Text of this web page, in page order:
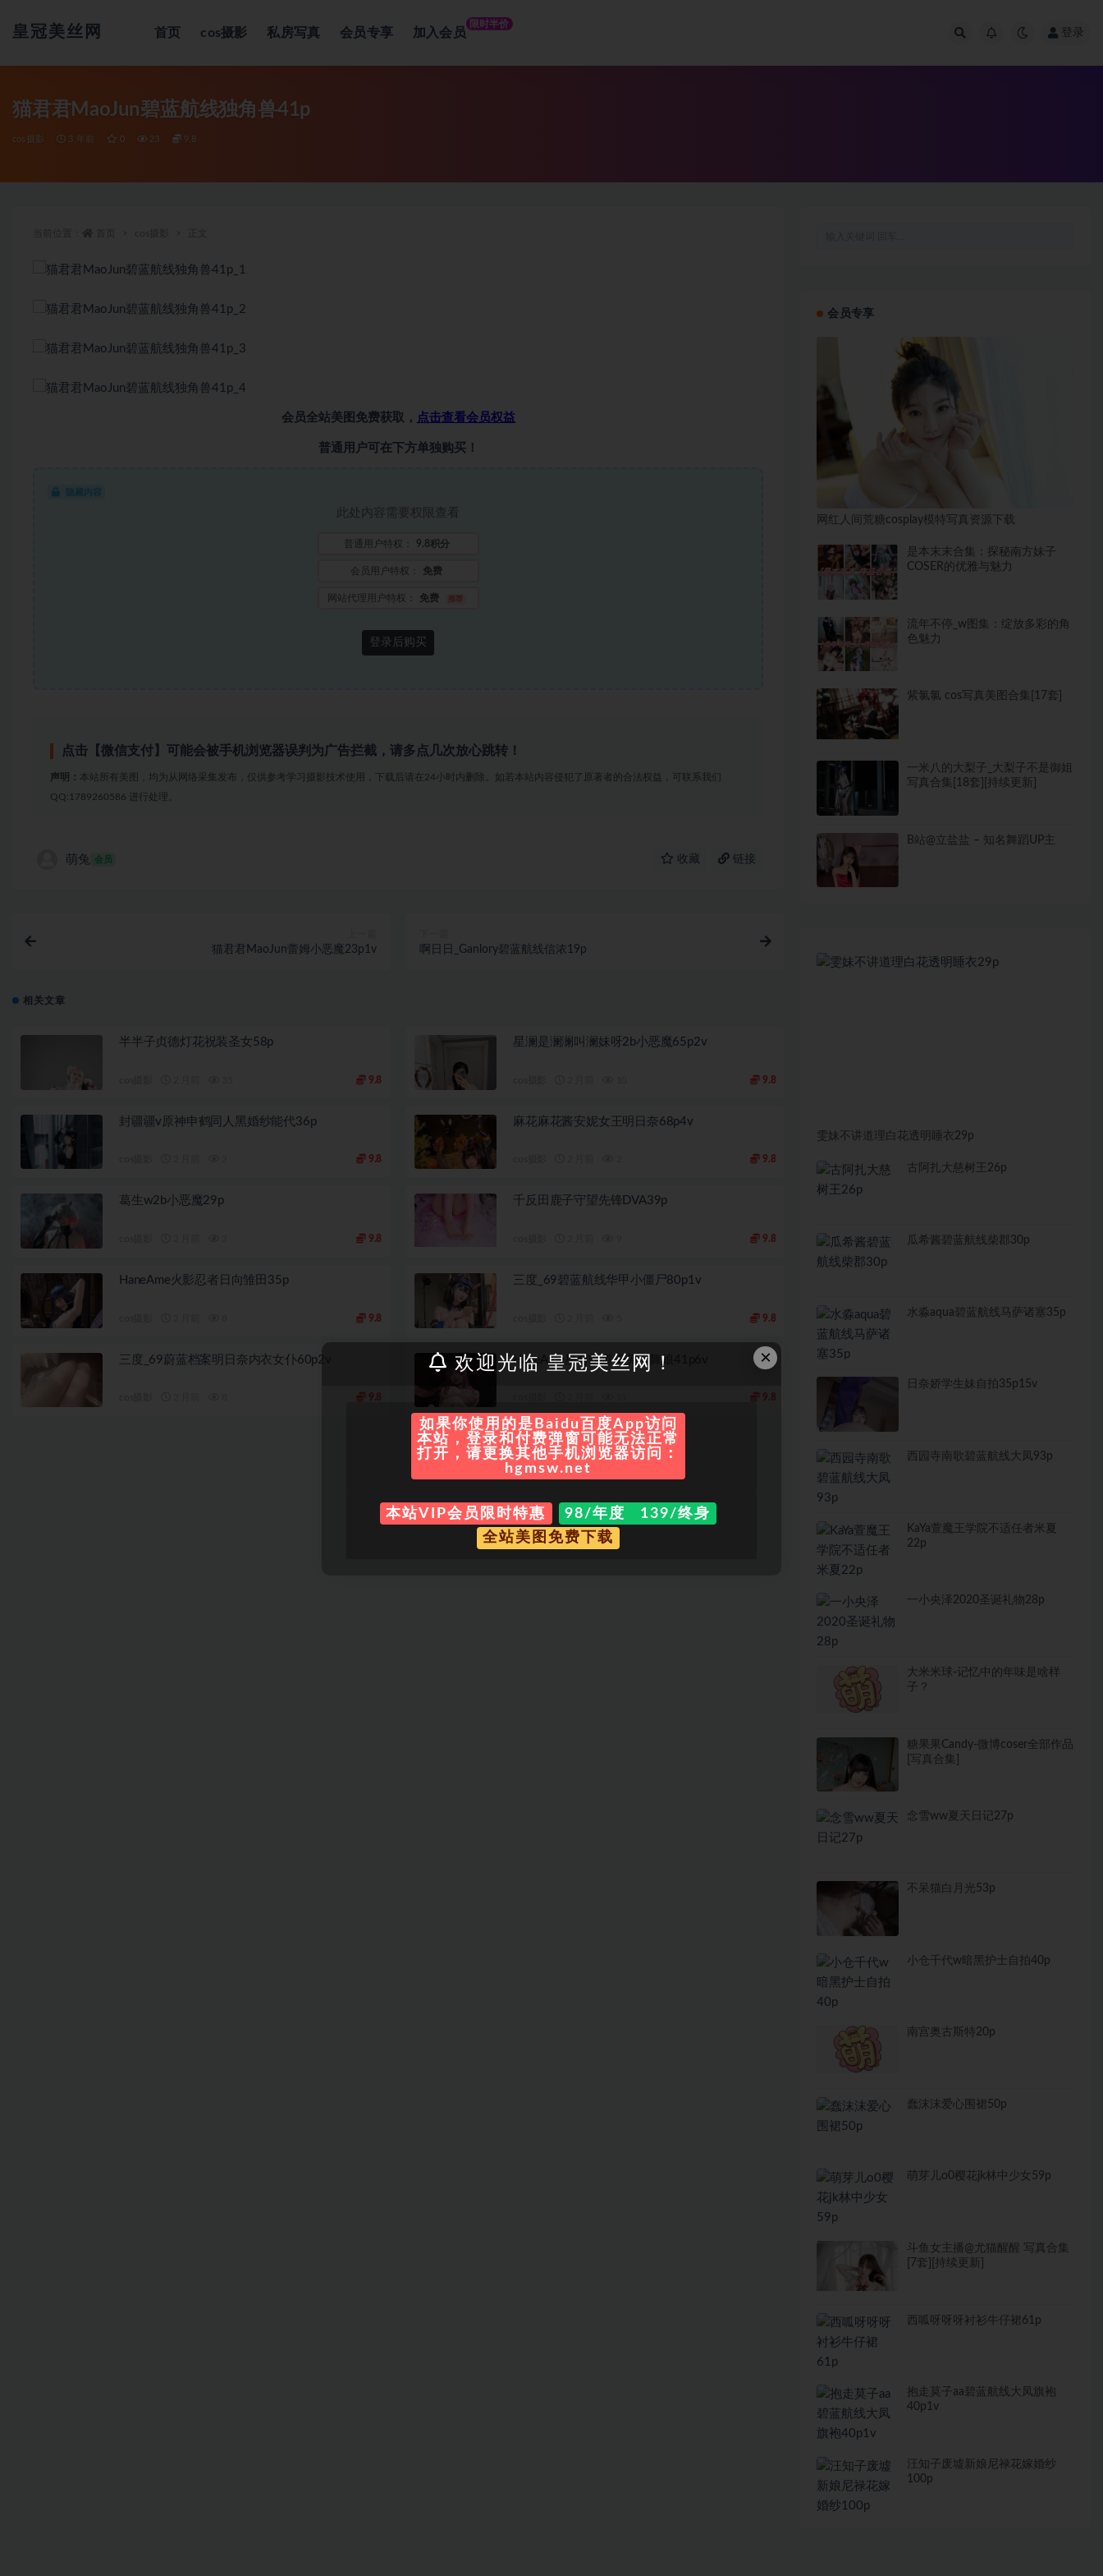
皇冠美丝网 首页 cos摄影 私房写真 会员专享 加入会员
限时半价
登录
猫君君MaoJun碧蓝航线独角兽41p
cos摄影 3 年前 0 23 9.8
会员全站美图免费获取， 点击查看会员权益
普通用户可在下方单独购买！
隐藏内容
此处内容需要权限查看
普通用户特权： 9.8积分
会员用户特权： 免费
网站代理用户特权： 免费 推荐
登录后购买
点击【微信支付】可能会被手机浏览器误判为广告拦截，请多点几次放心跳转！
声明： 本站所有美图，均为从网络采集发布，仅供参考学习摄影技术使用，下载后请在24小时内删除。如若本站内容侵犯了原著者的合法权益，可联系我们
QQ:1789260586 进行处理。
萌兔 会员 收藏 链接
猫君君MaoJun蕾姆小恶魔23p1v 啊日日_Ganlory碧蓝航线信浓19p
相关文章
半半子贞德灯花祝装圣女58p
9.8
星澜是澜澜叫澜妹呀2b小恶魔65p2v
9.8
封疆疆v原神申鹤同人黑婚纱能代36p
9.8
麻花麻花酱安妮女王明日奈68p4v
9.8
葛生w2b小恶魔29p
9.8
千反田鹿子守望先锋DVA39p
9.8
HaneAme火影忍者日向雏田35p
9.8
三度_69碧蓝航线华甲小僵尸80p1v
9.8
三度_69蔚蓝档案明日奈内衣女仆60p2v
9.8
HaneAme星穹铁道卡芙卡舞娘41p6v
9.8
会员专享
网红人间荒糖cosplay模特写真资源下载
是本末末合集：探秘南方妹子
COSER的优雅与魅力
流年不停_w图集：绽放多彩的角
色魅力
紫氯氯 cos写真美图合集[17套]
一米八的大梨子_大梨子不是御姐
写真合集[18套][持续更新]
B站@立盐盐 – 知名舞蹈UP主
雯妹不讲道理白花透明睡衣29p
古阿扎大慈树王26p
瓜希酱碧蓝航线柴郡30p
水淼aqua碧蓝航线马萨诸塞35p
日奈娇学生妹自拍35p15v
西园寺南歌碧蓝航线大凤93p
KaYa萱魔王学院不适任者米夏
22p
一小央泽2020圣诞礼物28p
大米米球-记忆中的年味是啥样
子？
糖果果Candy-微博coser全部作品
[写真合集]
念雪ww夏天日记27p
不呆猫白月光53p
小仓千代w暗黑护士自拍40p
南宫奥古斯特20p
蠢沫沫爱心围裙50p
萌芽儿o0樱花jk林中少女59p
斗鱼女主播@尤猫醒醒 写真合集
[7套][持续更新]
西呱呀呀呀衬衫牛仔裙61p
抱走莫子aa碧蓝航线大凤旗袍
40p1v
汪知子废墟新娘尼禄花嫁婚纱
100p
×
欢迎光临 皇冠美丝网！
如果你使用的是Baidu百度App访问
本站，登录和付费弹窗可能无法正常
打开，请更换其他手机浏览器访问：
hgmsw.net
本站VIP会员限时特惠
98/年度 139/终身
全站美图免费下载